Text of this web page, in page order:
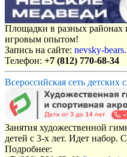
Площадки в разных районах
игровым опытом!
Запись на сайте: nevsky-
Телефон: +7 (812) 770-68-34
Всероссийская сеть
Занятия художественной
детей с 3-х лет. Идет набор.
Подробнее: